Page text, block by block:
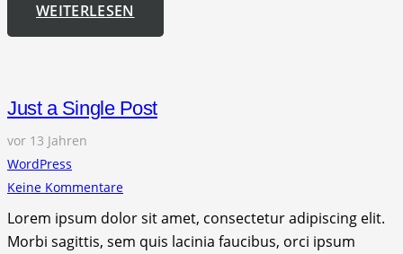
WEITERLESEN
Just a Single Post
vor 13 Jahren
WordPress
Keine Kommentare
Lorem ipsum dolor sit amet, consectetur adipiscing elit.
Morbi sagittis, sem quis lacinia faucibus, orci ipsum